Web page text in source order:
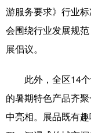
陕西
新疆
多语种频道
English
游服务要求》行业
会围绕行业发展规
展倡议。
此外，全区14个
的暑期特色产品齐
中亮相。展品既有